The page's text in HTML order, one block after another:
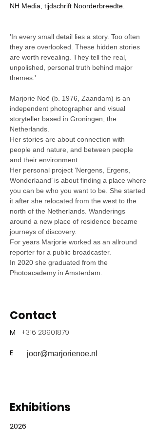
NH Media, tijdschrift Noorderbreedte.
'In every small detail lies a story. Too often
they are overlooked. These hidden stories
are worth revealing. They tell the real,
unpolished, personal truth behind major
themes.'
Marjorie Noë (b. 1976, Zaandam) is an
independent photographer and visual
storyteller based in Groningen, the
Netherlands.
Her stories are about connection with
people and nature, and between people
and their environment.
Her personal project ‘Nergens, Ergens,
Wonderlaand’ is about finding a place where
you can be who you want to be. She started
it after she relocated from the west to the
north of the Netherlands. Wanderings
around a new place of residence became
journeys of discovery.
For years Marjorie worked as an allround
reporter for a public broadcaster.
In 2020 she graduated from the
Photoacademy in Amsterdam.
Contact
M +316 28901879
E joor@marjorienoe.nl
Exhibitions
2026